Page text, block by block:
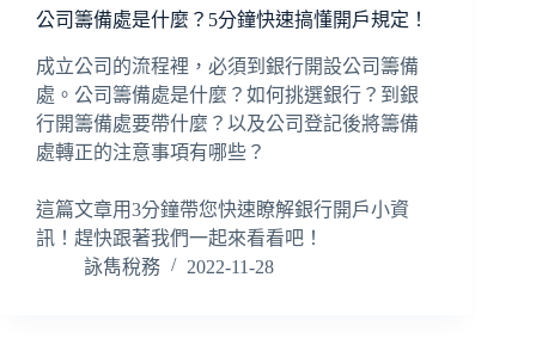
公司籌備處是什麼？5分鐘快速搞懂開戶規定！
成立公司的流程裡，必須到銀行開設公司籌備
處。公司籌備處是什麼？如何挑選銀行？到銀
行開籌備處要帶什麼？以及公司登記後將籌備
處轉正的注意事項有哪些？
這篇文章用3分鐘帶您快速瞭解銀行開戶小資
訊！趕快跟著我們一起來看看吧！
詠雋稅務
2022-11-28